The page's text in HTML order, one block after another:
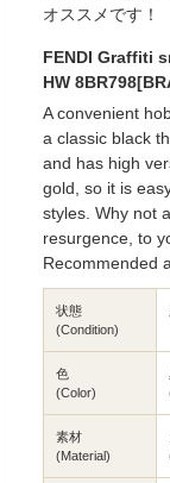
オススメです！
FENDI Graffiti
HW
A convenient
a classic black
and has high
gold, so it is
styles. Why not
resurgence, to
Recommended
状態
(Condition)
色
(Color)
素材
(Material)